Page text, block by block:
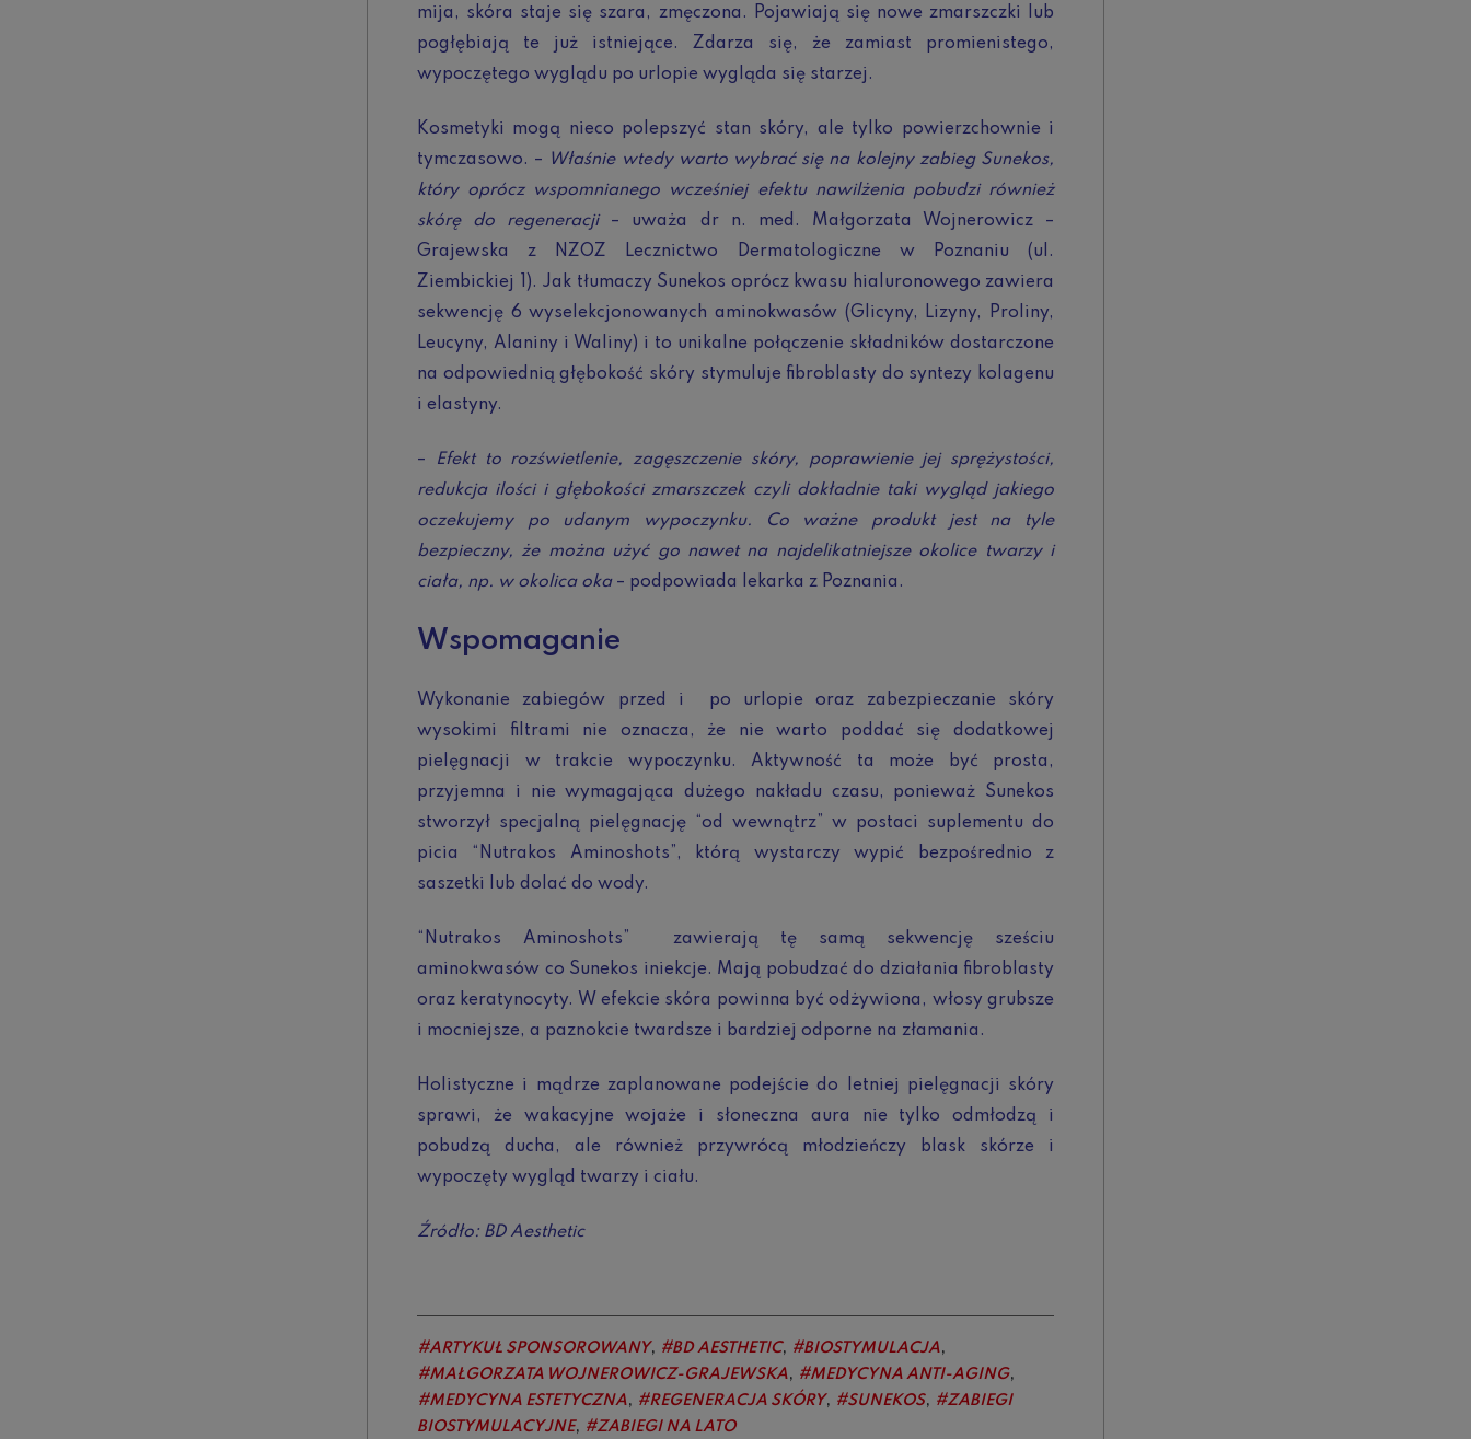
mija, skóra staje się szara, zmęczona. Pojawiają się nowe zmarszczki lub
pogłębiają te już istniejące. Zdarza się, że zamiast promienistego,
wypoczętego wyglądu po urlopie wygląda się starzej.
Kosmetyki mogą nieco polepszyć stan skóry, ale tylko powierzchownie i
tymczasowo. – Właśnie wtedy warto wybrać się na kolejny zabieg Sunekos,
który oprócz wspomnianego wcześniej efektu nawilżenia pobudzi również
skórę do regeneracji– uważa dr n. med. Małgorzata Wojnerowicz –
Grajewska z NZOZ Lecznictwo Dermatologiczne w Poznaniu (ul.
Ziembickiej 1). Jak tłumaczy Sunekos oprócz kwasu hialuronowego zawiera
sekwencję 6 wyselekcjonowanych aminokwasów (Glicyny, Lizyny, Proliny,
Leucyny, Alaniny i Waliny) i to unikalne połączenie składników dostarczone
na odpowiednią głębokość skóry stymuluje fibroblasty do syntezy kolagenu
i elastyny.
–
Efekt to rozświetlenie, zagęszczenie skóry, poprawienie jej sprężystości,
redukcja ilości i głębokości zmarszczek czyli dokładnie taki wygląd jakiego
oczekujemy po udanym wypoczynku. Co ważne produkt jest na tyle
bezpieczny, że można użyć go nawet na najdelikatniejsze okolice twarzy i
ciała, np. w okolica oka– podpowiada lekarka z Poznania.
Wspomaganie
Wykonanie zabiegów przed i po urlopie oraz zabezpieczanie skóry
wysokimi filtrami nie oznacza, że nie warto poddać się dodatkowej
pielęgnacji w trakcie wypoczynku. Aktywność ta może być prosta,
przyjemna i nie wymagająca dużego nakładu czasu, ponieważ Sunekos
stworzył specjalną pielęgnację “od wewnątrz” w postaci suplementu do
picia “Nutrakos Aminoshots”, którą wystarczy wypić bezpośrednio z
saszetki lub dolać do wody.
“Nutrakos Aminoshots” zawierają tę samą sekwencję sześciu
aminokwasów co Sunekos iniekcje. Mają pobudzać do działania fi­broblasty
oraz keratynocyty. W efekcie skóra powinna być odżywiona, włosy grubsze
i mocniej­sze, a paznokcie twardsze i bardziej odporne na złamania.
Holistyczne i mądrze zaplanowane podejście do letniej pielęgnacji skóry
sprawi, że wakacyjne wojaże i słoneczna aura nie tylko odmłodzą i
pobudzą ducha, ale również przywrócą młodzieńczy blask skórze i
wypoczęty wygląd twarzy i ciału.
Źródło: BD Aesthetic
ARTYKUŁ SPONSOROWANY, BD AESTHETIC, BIOSTYMULACJA,
MAŁGORZATA WOJNEROWICZ-GRAJEWSKA, MEDYCYNA ANTI-AGING,
MEDYCYNA ESTETYCZNA, REGENERACJA SKÓRY, SUNEKOS,
ZABIEGI
BIOSTYMULACYJNE, ZABIEGI NA LATO